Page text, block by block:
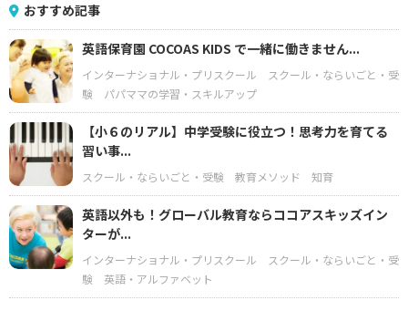
おすすめ記事
英語保育園 COCOAS KIDS で一緒に働きません...
インターナショナル・プリスクール
スクール・ならいごと・受
験
パパママの学習・スキルアップ
【小６のリアル】中学受験に役立つ！思考力を育てる
習い事...
スクール・ならいごと・受験 教育メソッド 知育
英語以外も！グローバル教育ならココアスキッズイン
ターが...
インターナショナル・プリスクール
スクール・ならいごと・受
験
英語・アルファベット